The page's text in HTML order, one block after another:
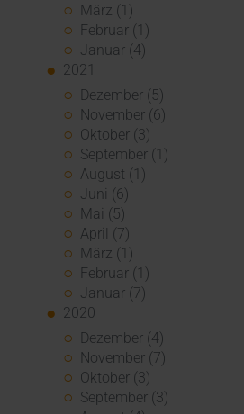
März (1)
Februar (1)
Januar (4)
2021
Dezember (5)
November (6)
Oktober (3)
September (1)
August (1)
Juni (6)
Mai (5)
April (7)
März (1)
Februar (1)
Januar (7)
2020
Dezember (4)
November (7)
Oktober (3)
September (3)